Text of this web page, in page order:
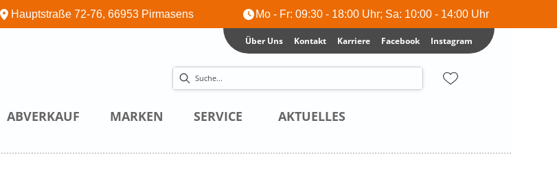
Hauptstraße 72-76, 66953 Pirmasens Mo - Fr: 09:30 - 18:00 Uhr; Sa: 10:00 - 14:00 Uhr
Über Uns Kontakt Karriere Facebook Instagram
ABVERKAUF MARKEN SERVICE AKTUELLES